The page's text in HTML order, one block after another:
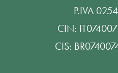
P.IVA
CIN:
CIS: